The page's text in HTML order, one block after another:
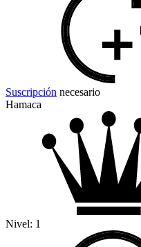
Suscripción necesario
Hamaca
Nivel: 1